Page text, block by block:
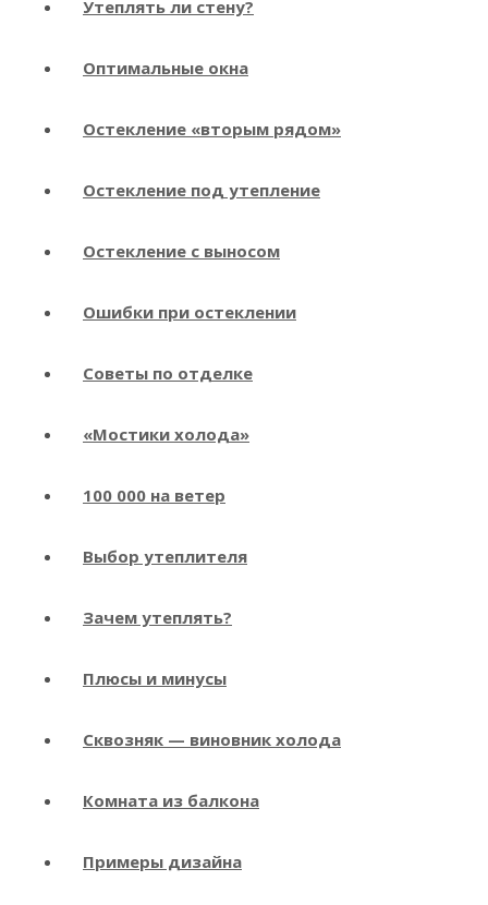
Утеплять ли стену?
Оптимальные окна
Остекление «вторым рядом»
Остекление под утепление
Остекление с выносом
Ошибки при остеклении
Советы по отделке
«Мостики холода»
100 000 на ветер
Выбор утеплителя
Зачем утеплять?
Плюсы и минусы
Сквозняк — виновник холода
Комната из балкона
Примеры дизайна